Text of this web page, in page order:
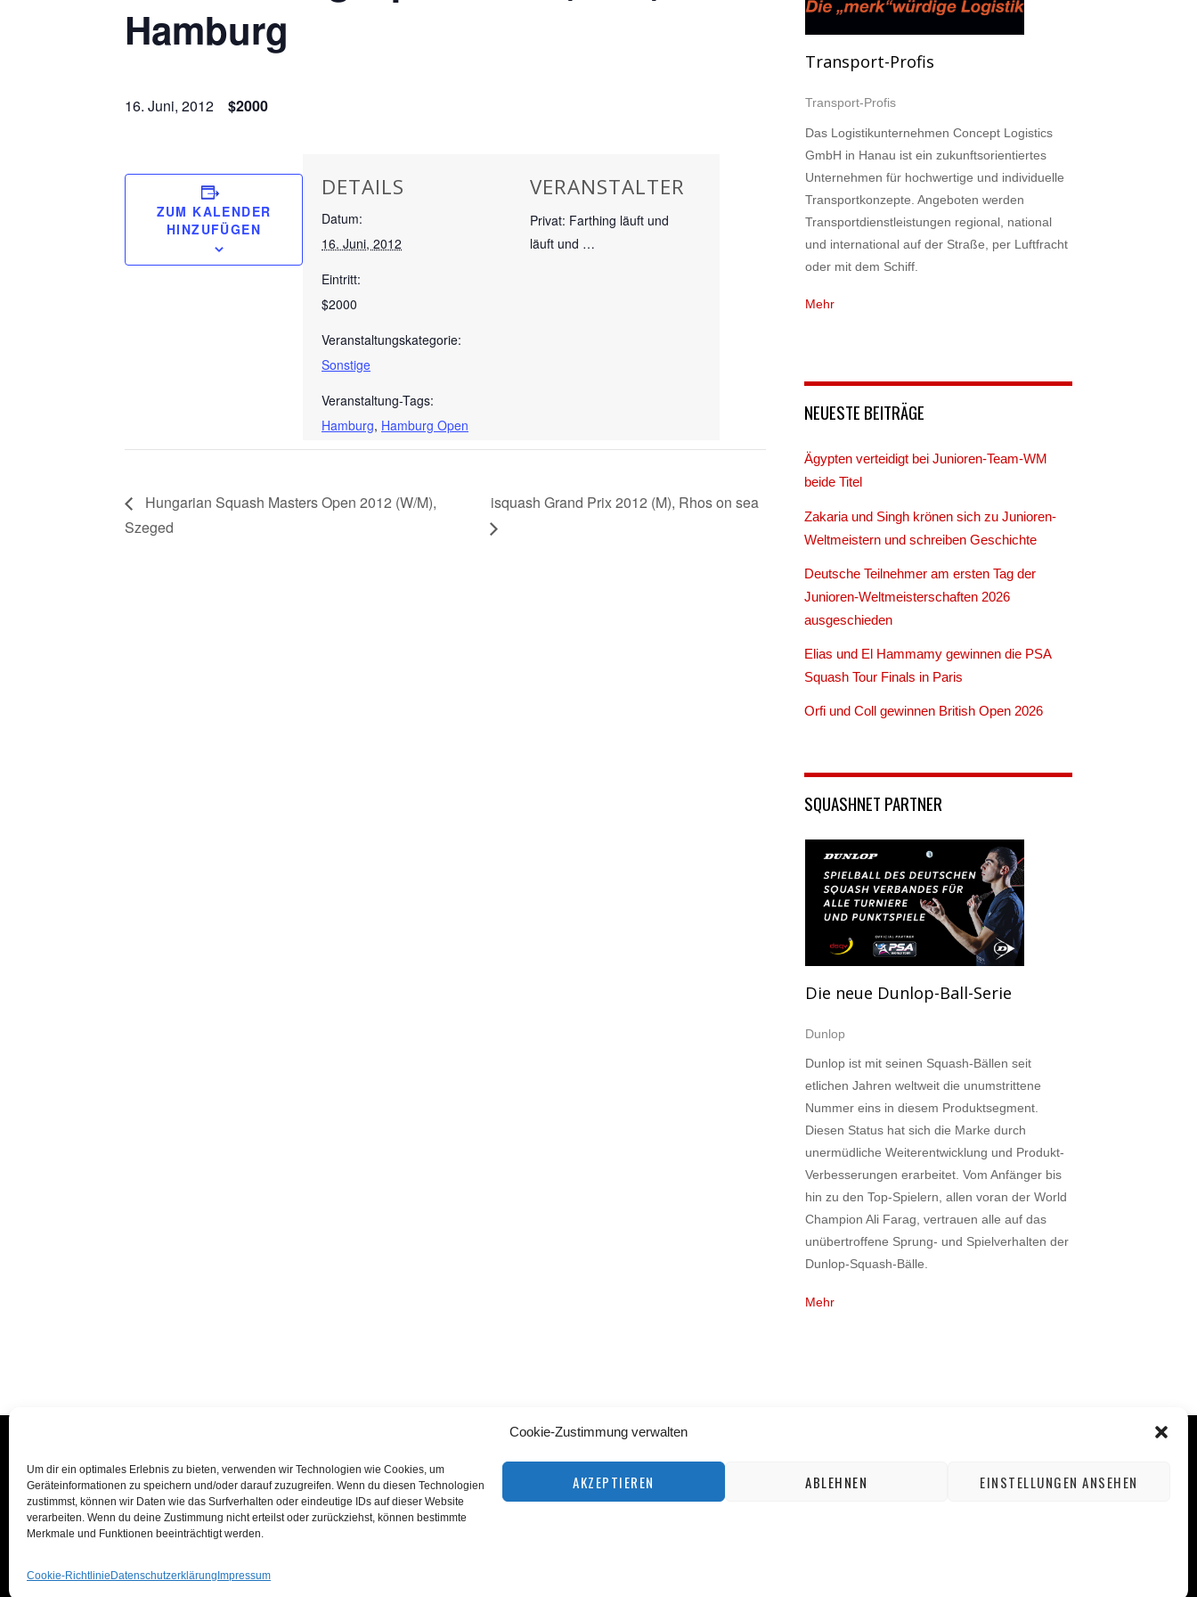
Cookie-Zustimmung verwalten
Um dir ein optimales Erlebnis zu bieten, verwenden wir Technologien wie Cookies, um
Geräteinformationen zu speichern und/oder darauf zuzugreifen. Wenn du diesen Technologien
zustimmst, können wir Daten wie das Surfverhalten oder eindeutige IDs auf dieser Website
verarbeiten. Wenn du deine Zustimmung nicht erteilst oder zurückziehst, können bestimmte
Merkmale und Funktionen beeinträchtigt werden.
AKZEPTIEREN ABLEHNEN EINSTELLUNGEN ANSEHEN
Cookie-Richtlinie Datenschutzerklärung Impressum
Hamburg
16. Juni, 2012 $2000
ZUM KALENDER
HINZUFÜGEN
DETAILS
Datum:
16. Juni, 2012
Eintritt:
$2000
Veranstaltungskategorie:
Sonstige
Veranstaltung-Tags:
Hamburg, Hamburg Open
VERANSTALTER
Privat: Farthing läuft und
läuft und …
Hungarian Squash Masters Open 2012 (W/M),
Szeged
isquash Grand Prix 2012 (M), Rhos on sea
Transport-Profis
Transport-Profis
Das Logistikunternehmen Concept Logistics
GmbH in Hanau ist ein zukunftsorientiertes
Unternehmen für hochwertige und individuelle
Transportkonzepte. Angeboten werden
Transportdienstleistungen regional, national
und international auf der Straße, per Luftfracht
oder mit dem Schiff.
Mehr
NEUESTE BEITRÄGE
Ägypten verteidigt bei Junioren-Team-WM
beide Titel
Zakaria und Singh krönen sich zu Junioren-
Weltmeistern und schreiben Geschichte
Deutsche Teilnehmer am ersten Tag der
Junioren-Weltmeisterschaften 2026
ausgeschieden
Elias und El Hammamy gewinnen die PSA
Squash Tour Finals in Paris
Orfi und Coll gewinnen British Open 2026
SQUASHNET PARTNER
Die neue Dunlop-Ball-Serie
Dunlop
Dunlop ist mit seinen Squash-Bällen seit
etlichen Jahren weltweit die unumstrittene
Nummer eins in diesem Produktsegment.
Diesen Status hat sich die Marke durch
unermüdliche Weiterentwicklung und Produkt-
Verbesserungen erarbeitet. Vom Anfänger bis
hin zu den Top-Spielern, allen voran der World
Champion Ali Farag, vertrauen alle auf das
unübertroffene Sprung- und Spielverhalten der
Dunlop-Squash-Bälle.
Mehr